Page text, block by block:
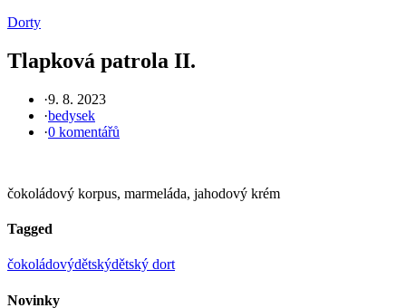
Dorty
Tlapková patrola II.
·9. 8. 2023
·bedysek
·0 komentářů
čokoládový korpus, marmeláda, jahodový krém
Tagged
čokoládovýdětskýdětský dort
Novinky